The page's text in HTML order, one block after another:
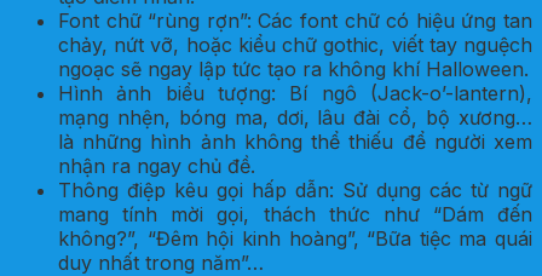
Font chữ “rùng rợn”: Các font chữ có hiệu ứng tan
chảy, nứt vỡ, hoặc kiểu chữ gothic, viết tay nguệch
ngoạc sẽ ngay lập tức tạo ra không khí Halloween.
Hình ảnh biểu tượng: Bí ngô (Jack-o’-lantern),
mạng nhện, bóng ma, dơi, lâu đài cổ, bộ xương…
là những hình ảnh không thể thiếu để người xem
nhận ra ngay chủ đề.
Thông điệp kêu gọi hấp dẫn: Sử dụng các từ ngữ
mang tính mời gọi, thách thức như “Dám đến
không?”, “Đêm hội kinh hoàng”, “Bữa tiệc ma quái
duy nhất trong năm”…